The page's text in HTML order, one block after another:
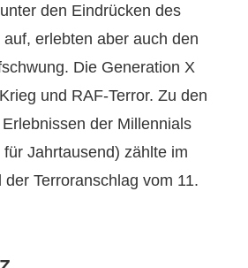
den Eindrücken des
erlebten aber auch den
Die Generation X
und RAF-Terror. Zu den
der Millennials
Jahrtausend) zählte im
Terroranschlag vom 11.